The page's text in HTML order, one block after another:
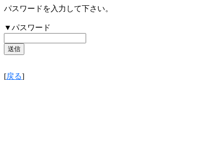
パスワードを入力して下さい。
▼パスワード
[戻る]